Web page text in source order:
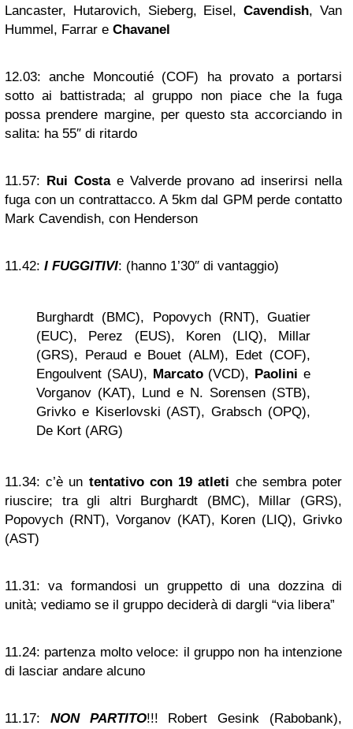
Lancaster, Hutarovich, Sieberg, Eisel,Cavendish, Van
Hummel, Farrar e Chavanel
12.03: anche Moncoutié (COF) ha provato a portarsi
sotto ai battistrada; al gruppo non piace che la fuga
possa prendere margine, per questo sta accorciando in
salita: ha 55″ di ritardo
11.57: Rui Costae Valverde provano ad inserirsi nella
fuga con un contrattacco. A 5km dal GPM perde contatto
Mark Cavendish, con Henderson
11.42: I FUGGITIVI: (hanno 1’30″ di vantaggio)
Burghardt (BMC), Popovych (RNT), Guatier
(EUC), Perez (EUS), Koren (LIQ), Millar
(GRS), Peraud e Bouet (ALM), Edet (COF),
Engoulvent (SAU), Marcato(VCD), Paolini e
Vorganov (KAT), Lund e N. Sorensen (STB),
Grivko e Kiserlovski (AST), Grabsch (OPQ),
De Kort (ARG)
11.34: c’è un tentativo con 19 atleti che sembra poter
riuscire; tra gli altri Burghardt (BMC), Millar (GRS),
Popovych (RNT), Vorganov (KAT), Koren (LIQ), Grivko
(AST)
11.31: va formandosi un gruppetto di una dozzina di
unità; vediamo se il gruppo deciderà di dargli “via libera”
11.24: partenza molto veloce: il gruppo non ha intenzione
di lasciar andare alcuno
11.17: NON PARTITO!!! Robert Gesink (Rabobank),